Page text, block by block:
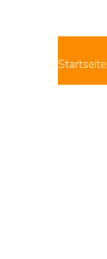
Startseite